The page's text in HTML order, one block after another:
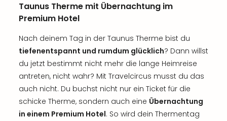
Taunus Therme mit Übernachtung im
Premium Hotel
Nach deinem Tag in der Taunus Therme bist du
tiefenentspannt und rumdum glücklich? Dann willst
du jetzt bestimmt nicht mehr die lange Heimreise
antreten, nicht wahr? Mit Travelcircus musst du das
auch nicht. Du buchst nicht nur ein Ticket für die
schicke Therme, sondern auch eine Übernachtung
in einem Premium Hotel. So wird dein Thermentag